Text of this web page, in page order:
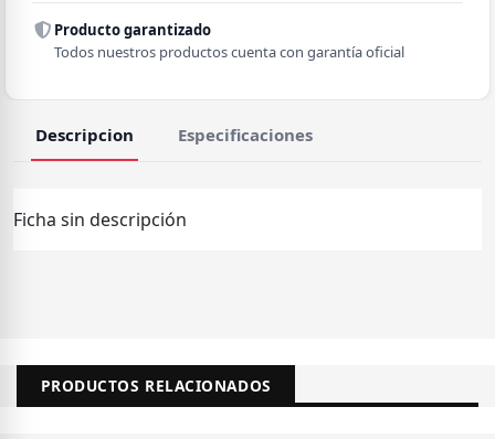
Producto garantizado
Todos nuestros productos cuenta con garantía oficial
Descripcion Especificaciones
Ficha sin descripción
PRODUCTOS RELACIONADOS